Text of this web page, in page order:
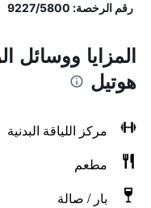
رقم الرخصة: 9227/5800
المزايا ووسائل
هوتيل
مركز اللياقة البدنية
مطعم
بار / صالة